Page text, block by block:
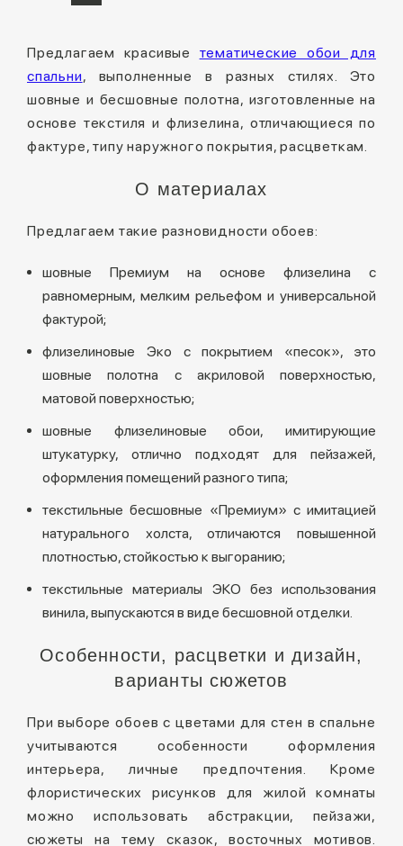
Предлагаем красивые тематические обои для
спальни, выполненные в разных стилях. Это
шовные и бесшовные полотна, изготовленные на
основе текстиля и флизелина, отличающиеся по
фактуре, типу наружного покрытия, расцветкам.
О материалах
Предлагаем такие разновидности обоев:
шовные Премиум на основе флизелина с
равномерным, мелким рельефом и универсальной
фактурой;
флизелиновые Эко с покрытием «песок», это
шовные полотна с акриловой поверхностью,
матовой поверхностью;
шовные флизелиновые обои, имитирующие
штукатурку, отлично подходят для пейзажей,
оформления помещений разного типа;
текстильные бесшовные «Премиум» с имитацией
натурального холста, отличаются повышенной
плотностью, стойкостью к выгоранию;
текстильные материалы ЭКО без использования
винила, выпускаются в виде бесшовной отделки.
Особенности, расцветки и дизайн,
варианты сюжетов
При выборе обоев с цветами для стен в спальне
учитываются особенности оформления
интерьера, личные предпочтения. Кроме
флористических рисунков для жилой комнаты
можно использовать абстракции, пейзажи,
сюжеты на тему сказок, восточных мотивов.